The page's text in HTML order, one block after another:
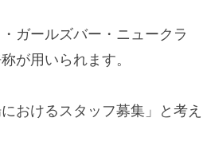
ガールズバー・ニュークラ
が用いられます。
おけるスタッフ募集」と考え